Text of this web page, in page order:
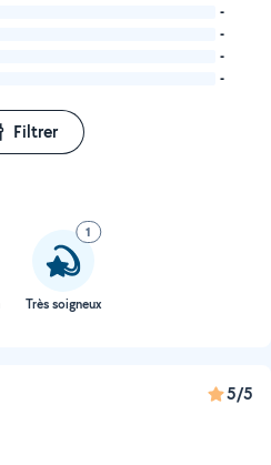
-
-
-
-
Filtrer
1
Très soigneux
5/5